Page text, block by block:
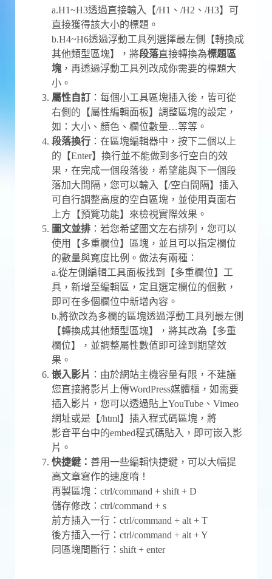
a.H1~H3透過直接輸入【/H1、/H2、/H3】可
直接獲得該大小的標題。
b.H4~H6透過浮動工具列選擇最左側【轉換成
其他類型區塊】，將段落直接轉換為標題區
塊 ，再透過浮動工具列改成你需要的標題大
小。
屬性自訂 ：每個小工具區塊插入後，皆可從
右側的【屬性編輯面板】調整區塊的設定，
如：大小、顏色、欄位數量…等等。
段落換行 ：在區塊編輯器中，按下二個以上
的【Enter】換行並不能做到多行空白的效
果，在完成一個段落後，希望能與下一個段
落加大間隔，您可以輸入【/空白間隔】插入
可自行調整高度的空白區塊，並使用頁面右
上方【預覽功能】來檢視實際效果。
圖文並排 ：若您希望圖文左右排列，您可以
使用【多重欄位】區塊，並且可以指定欄位
的數量與寬度比例。做法有兩種：
a.從左側編輯工具面板找到【多重欄位】工
具，新增至編輯區，定且選定欄位的個數，
即可在多個欄位中新增內容。
b.將欲改為多欄的區塊透過浮動工具列最左側
【轉換成其他類型區塊】，將其改為【多重
欄位】，並調整屬性數值即可達到期望效
果。
嵌入影片 ：由於網站主機容量有限，不建議
您直接將影片上傳WordPress媒體櫃，如需要
插入影片，您可以透過貼上YouTube、Vimeo
網址或是【/html】插入程式碼區塊，將
影音平台中的embed程式碼貼入，即可嵌入影
片。
快捷鍵： 善用一些編輯快捷鍵，可以大幅提
高文章寫作的速度唷！
再製區塊：ctrl/command + shift + D
儲存修改：ctrl/command + s
前方插入一行：ctrl/command + alt + T
後方插入一行：ctrl/command + alt + Y
同區塊間斷行：shift + enter